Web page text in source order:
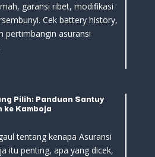
garansi ribet, modifikasi
Cek battery history,
pertimbangin asuransi
Pilih: Panduan Santuy
Kamboja
tentang kenapa Asuransi
itu penting, apa yang dicek,